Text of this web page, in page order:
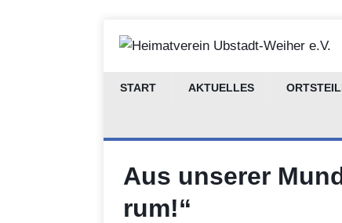
START AKTUELLES
Aus unserer
rum!“